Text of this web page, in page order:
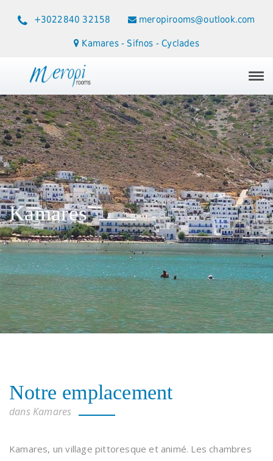
+3022840 32158 meropirooms@outlook.com
Kamares - Sifnos - Cyclades
Kamares
Notre emplacement
dans Kamares
Kamares, un village pittoresque et animé. Les chambres